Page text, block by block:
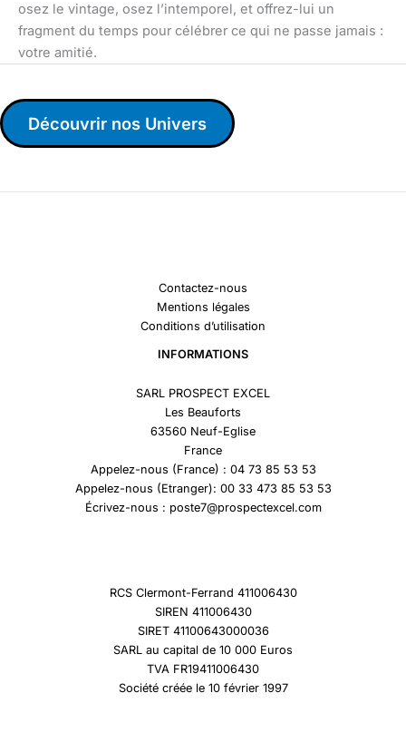
osez le vintage, osez l’intemporel, et offrez-lui un
fragment du temps pour célébrer ce qui ne passe jamais :
votre amitié.
Découvrir nos Univers
Contactez-nous
Mentions légales
Conditions d’utilisation
INFORMATIONS
SARL PROSPECT EXCEL
Les Beauforts
63560 Neuf-Eglise
France
Appelez-nous (France) : 04 73 85 53 53
Appelez-nous (Etranger): 00 33 473 85 53 53
Écrivez-nous : poste7@prospectexcel.com
RCS Clermont-Ferrand 411006430
SIREN 411006430
SIRET 41100643000036
SARL au capital de 10 000 Euros
TVA FR19411006430
Société créée le 10 février 1997